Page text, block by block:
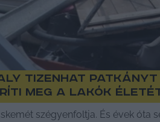
tizenhat
meg a lakók
szégyenfoltja. És évek